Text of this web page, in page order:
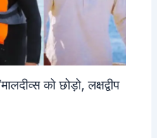
को छोड़ो, लक्षद्वीप